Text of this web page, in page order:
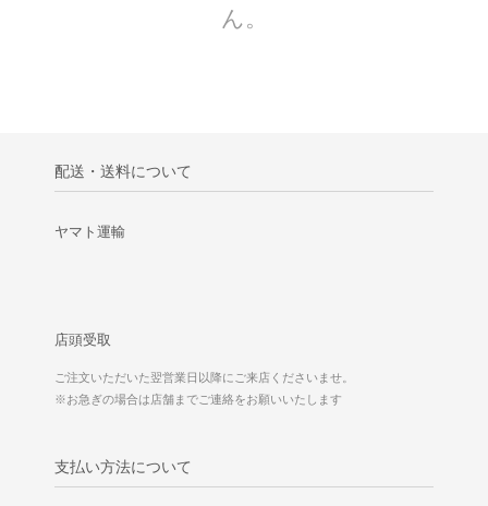
ん。
配送・送料について
ヤマト運輸
店頭受取
ご注文いただいた翌営業日以降にご来店くださいませ。
※お急ぎの場合は店舗までご連絡をお願いいたします
支払い方法について